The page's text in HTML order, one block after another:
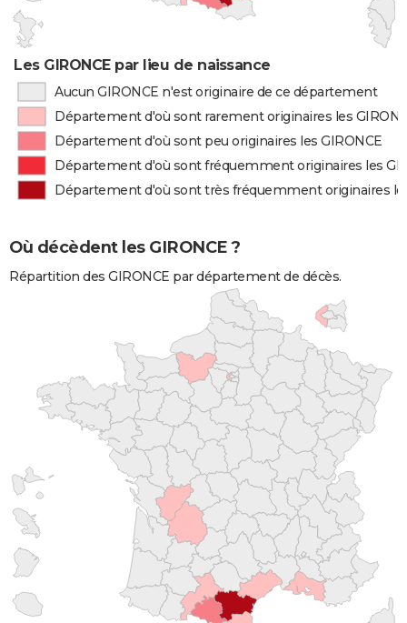
Les GIRONCE par lieu de naissance
Aucun GIRONCE n'est originaire de ce département
Département d'où sont rarement originaires les
Département d'où sont peu originaires les GIRONCE
Département d'où sont fréquemment originaires les
Département d'où sont très fréquemment originaires
Où décèdent les GIRONCE ?
Répartition des GIRONCE par département de décès.